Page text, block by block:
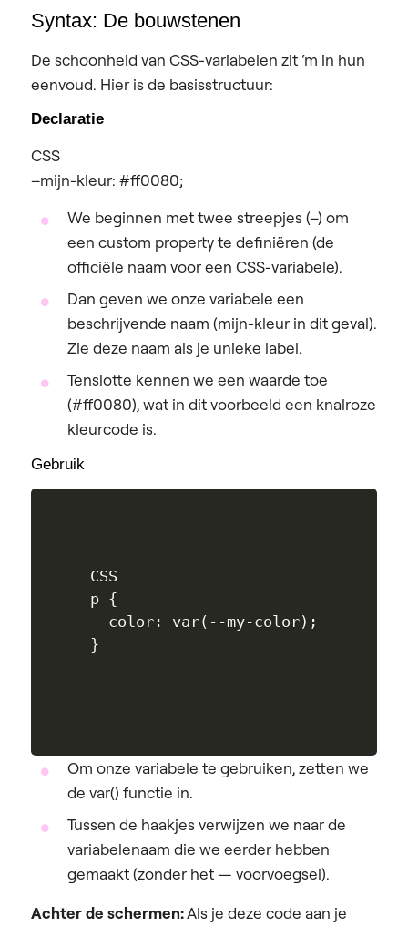
Syntax: De bouwstenen
De schoonheid van CSS-variabelen zit ‘m in hun
eenvoud. Hier is de basisstructuur:
Declaratie
CSS
–mijn-kleur: #ff0080;
We beginnen met twee streepjes (–) om
een custom property te definiëren (de
officiële naam voor een CSS-variabele).
Dan geven we onze variabele een
beschrijvende naam (mijn-kleur in dit geval).
Zie deze naam als je unieke label.
Tenslotte kennen we een waarde toe
(#ff0080), wat in dit voorbeeld een knalroze
kleurcode is.
Gebruik
CSS
p {
  color: var(--my-color);
Om onze variabele te gebruiken, zetten we
de var() functie in.
Tussen de haakjes verwijzen we naar de
variabelenaam die we eerder hebben
gemaakt (zonder het — voorvoegsel).
Achter de schermen:Als je deze code aan je